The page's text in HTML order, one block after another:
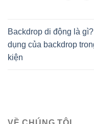
Backdrop di động là
dụng của backdrop
kiện